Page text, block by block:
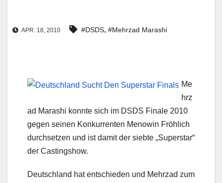
APR. 18, 2010 #DSDS, #Mehrzad Marashi
Me
hrz
ad Marashi konnte sich im DSDS Finale 2010
gegen seinen Konkurrenten Menowin Fröhlich
durchsetzen und ist damit der siebte „Superstar“
der Castingshow.
Deutschland hat entschieden und Mehrzad zum